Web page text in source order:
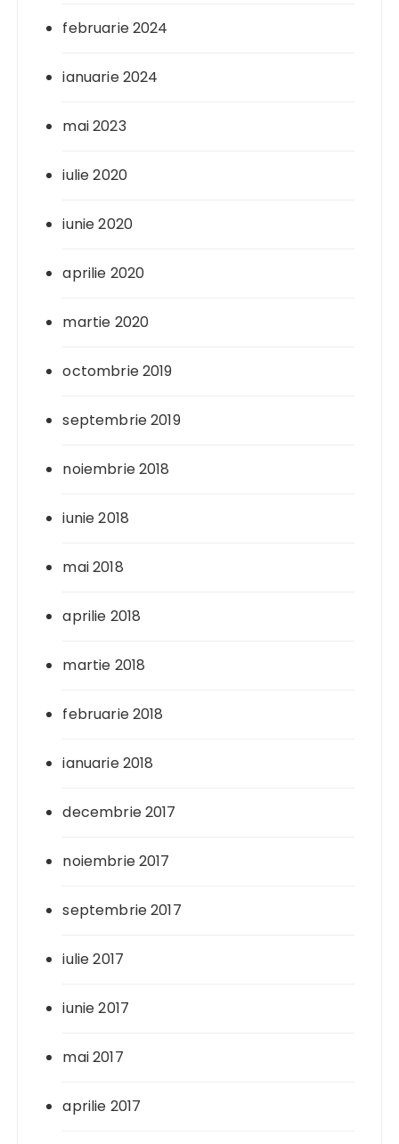
februarie 2024
ianuarie 2024
mai 2023
iulie 2020
iunie 2020
aprilie 2020
martie 2020
octombrie 2019
septembrie 2019
noiembrie 2018
iunie 2018
mai 2018
aprilie 2018
martie 2018
februarie 2018
ianuarie 2018
decembrie 2017
noiembrie 2017
septembrie 2017
iulie 2017
iunie 2017
mai 2017
aprilie 2017